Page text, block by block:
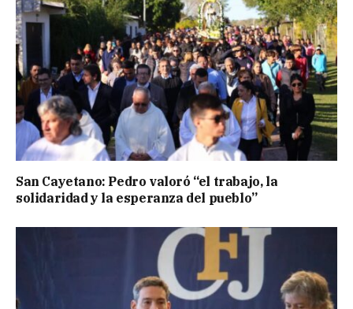
San Cayetano: Pedro valoró “el trabajo, la
solidaridad y la esperanza del pueblo”